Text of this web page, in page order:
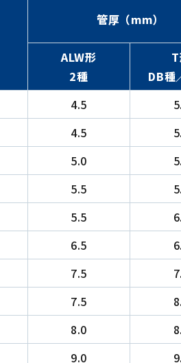
管厚（mm）
ALW形
2種
DB種
4.5
4.5
5.0
5.5
5.5
6.5
7.5
7.5
8.0
9.0